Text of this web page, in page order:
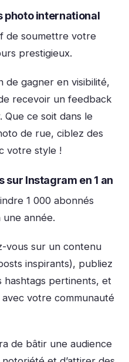
photo international
de soumettre votre
prestigieux.
de gagner en visibilité,
recevoir un feedback
ce soit dans le
de rue, ciblez des
votre style !
Instagram en 1 an
1 000 abonnés
année.
vous sur un contenu
inspirants), publiez
hashtags pertinents, et
votre communauté
de bâtir une audience